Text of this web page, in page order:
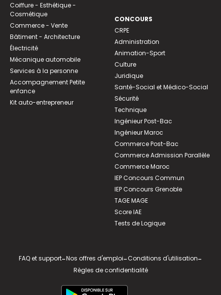
Coiffure - Esthétique -
Cosmétique
Commerce - Vente
Bâtiment - Architecture
Électricité
Mécanique automobile
Services à la personne
Accompagnement Petite
enfance
Kit auto-entrepreneur
CONCOURS
CRPE
Administration
Animation-Sport
Culture
Juridique
Santé-Social et Médico-Social
Sécurité
Technique
Ingénieur Post-Bac
Ingénieur Maroc
Commerce Post-Bac
Commerce Admission Parallèle
Commerce Maroc
IEP Concours Commun
IEP Concours Grenoble
TAGE MAGE
Score IAE
Tests de Logique
FAQ et support-Nos offres d'emploi-Conditions d'utilisation-
Règles de confidentialité